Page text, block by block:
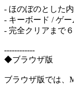
- ほのぼのとした
- キーボード / ゲ
- 完全クリアまで
------------
◆ブラウザ版
ブラウザ版では、